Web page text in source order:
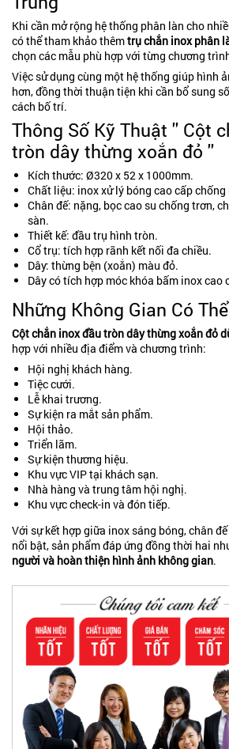
Khi cần mở rộng hệ thống phân làn cho
có thể tham khảo thêmtrụ chắn inox phân
chọn các mẫu phù hợp với từng chương
Việc sử dụng cùng một hệ thống giúp hình
hơn, đồng thời thuận tiện khi cần bổ sung
cách bố trí.
Thông Số Kỹ Thuật '' Cột
tròn dây thừng xoắn đỏ ''
Kích thước: Ø320 x 52 x 1000mm.
Chất liệu: inox xử lý bóng cao cấp chống
Chân đế: nặng, bọc cao su chống trơn,
sàn.
Thiết kế: đầu trụ hình tròn.
Cổ trụ: tích hợp rãnh kết nối đa chiều.
Dây: thừng bện (xoắn) màu đỏ.
Dây có tích hợp móc khóa bấm inox cao
Những Không Gian Có
Cột chắn inox đầu tròn dây thừng xoắn đỏ
hợp với nhiều địa điểm và chương trình:
Hội nghị khách hàng.
Tiệc cưới.
Lễ khai trương.
Sự kiện ra mắt sản phẩm.
Hội thảo.
Triển lãm.
Sự kiện thương hiệu.
Khu vực VIP tại khách sạn.
Nhà hàng và trung tâm hội nghị.
Khu vực check-in và đón tiếp.
Với sự kết hợp giữa inox sáng bóng, chân
nổi bật, sản phẩm đáp ứng đồng thời hai
người và hoàn thiện hình ảnh không gian.